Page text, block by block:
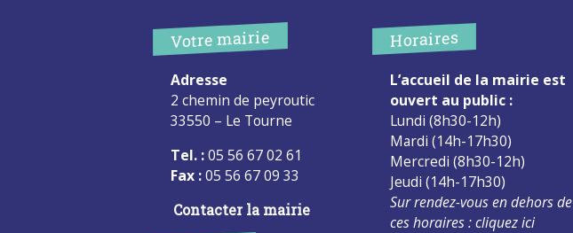
Votre mairie
Adresse
2 chemin de peyroutic
33550 – Le Tourne
Tel. :05 56 67 02 61
Fax :05 56 67 09 33
Contacter la mairie
Horaires
L’accueil de la mairie est
ouvert au public :
Lundi (8h30-12h)
Mardi (14h-17h30)
Mercredi (8h30-12h)
Jeudi (14h-17h30)
Sur rendez-vous en dehors de
ces horaires :cliquez ici